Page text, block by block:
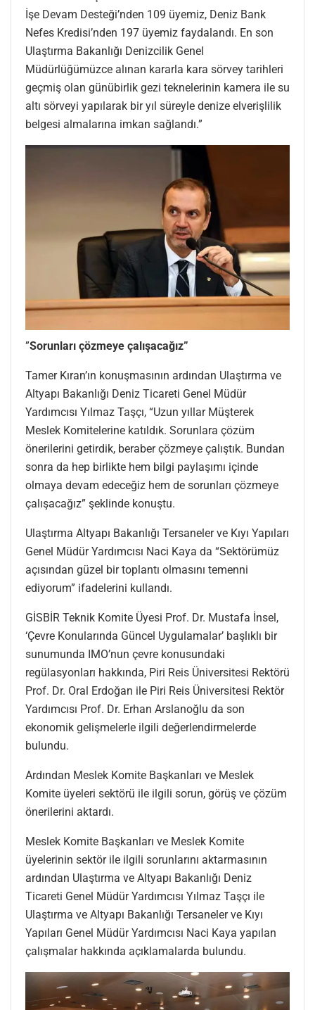
İşe Devam Desteği’nden 109 üyemiz, Deniz Bank
Nefes Kredisi’nden 197 üyemiz faydalandı. En son
Ulaştırma Bakanlığı Denizcilik Genel
Müdürlüğümüzce alınan kararla kara sörvey tarihleri
geçmiş olan günübirlik gezi teknelerinin kamera ile su
altı sörveyi yapılarak bir yıl süreyle denize elverişlilik
belgesi almalarına imkan sağlandı.”
”Sorunları çözmeye çalışacağız”
Tamer Kıran’ın konuşmasının ardından Ulaştırma ve
Altyapı Bakanlığı Deniz Ticareti Genel Müdür
Yardımcısı Yılmaz Taşçı, “Uzun yıllar Müşterek
Meslek Komitelerine katıldık. Sorunlara çözüm
önerilerini getirdik, beraber çözmeye çalıştık. Bundan
sonra da hep birlikte hem bilgi paylaşımı içinde
olmaya devam edeceğiz hem de sorunları çözmeye
çalışacağız” şeklinde konuştu.
Ulaştırma Altyapı Bakanlığı Tersaneler ve Kıyı Yapıları
Genel Müdür Yardımcısı Naci Kaya da “Sektörümüz
açısından güzel bir toplantı olmasını temenni
ediyorum” ifadelerini kullandı.
GİSBİR Teknik Komite Üyesi Prof. Dr. Mustafa İnsel,
‘Çevre Konularında Güncel Uygulamalar’ başlıklı bir
sunumunda IMO’nun çevre konusundaki
regülasyonları hakkında, Piri Reis Üniversitesi Rektörü
Prof. Dr. Oral Erdoğan ile Piri Reis Üniversitesi Rektör
Yardımcısı Prof. Dr. Erhan Arslanoğlu da son
ekonomik gelişmelerle ilgili değerlendirmelerde
bulundu.
Ardından Meslek Komite Başkanları ve Meslek
Komite üyeleri sektörü ile ilgili sorun, görüş ve çözüm
önerilerini aktardı.
Meslek Komite Başkanları ve Meslek Komite
üyelerinin sektör ile ilgili sorunlarını aktarmasının
ardından Ulaştırma ve Altyapı Bakanlığı Deniz
Ticareti Genel Müdür Yardımcısı Yılmaz Taşçı ile
Ulaştırma ve Altyapı Bakanlığı Tersaneler ve Kıyı
Yapıları Genel Müdür Yardımcısı Naci Kaya yapılan
çalışmalar hakkında açıklamalarda bulundu.